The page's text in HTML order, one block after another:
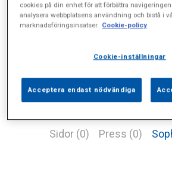
Sidor (0) Press (0)
cookies på din enhet för att förbättra
analysera webbplatsens användning och bistå i
marknadsföringsinsatser. Cookie-policy
Cookie-inställningar
Acceptera endast nödvändiga